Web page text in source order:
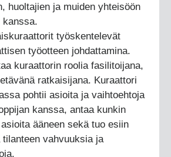
huoltajien ja muiden yhteisöön
kanssa.
työskentelevät
työotteen johdattamina.
kuraattorin roolia fasilitoijana,
ratkaisijana. Kuraattori
pohtii asioita ja vaihtoehtoja
kanssa, antaa kunkin
ääneen sekä tuo esiin
tilanteen vahvuuksia ja